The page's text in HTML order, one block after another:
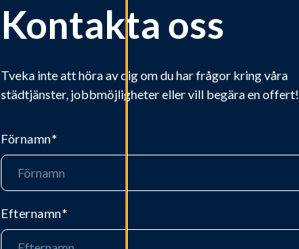
Kontakta oss
Tveka inte att höra av dig om du har frågor kring våra
städtjänster, jobbmöjligheter eller vill begära en offert!
Förnamn*
Efternamn*